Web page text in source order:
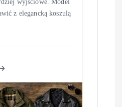
z elegancką koszulą